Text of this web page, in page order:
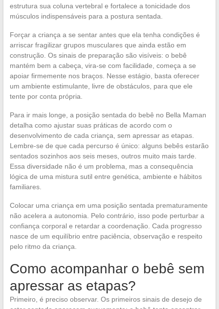
estrutura sua coluna vertebral e fortalece a tonicidade dos
músculos indispensáveis para a postura sentada.
Forçar a criança a se sentar antes que ela tenha condições é
arriscar fragilizar grupos musculares que ainda estão em
construção. Os sinais de preparação são visíveis: o bebê
mantém bem a cabeça, vira-se com facilidade, começa a se
apoiar firmemente nos braços. Nesse estágio, basta oferecer
um ambiente estimulante, livre de obstáculos, para que ele
tente por conta própria.
Para ir mais longe, a posição sentada do bebê no Bella Maman
detalha como ajustar suas práticas de acordo com o
desenvolvimento de cada criança, sem apressar as etapas.
Lembre-se de que cada percurso é único: alguns bebês estarão
sentados sozinhos aos seis meses, outros muito mais tarde.
Essa diversidade não é um problema, mas a consequência
lógica de uma mistura sutil entre genética, ambiente e hábitos
familiares.
Colocar uma criança em uma posição sentada prematuramente
não acelera a autonomia. Pelo contrário, isso pode perturbar a
confiança corporal e retardar a coordenação. Cada progresso
nasce de um equilíbrio entre paciência, observação e respeito
pelo ritmo da criança.
Como acompanhar o bebê sem
apressar as etapas?
Primeiro, é preciso observar. Os primeiros sinais de desejo de